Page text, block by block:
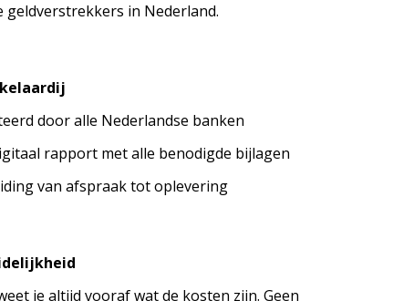
geldverstrekkers in Nederland.
door alle Nederlandse banken
rapport met alle benodigde bijlagen
van afspraak tot oplevering
je altijd vooraf wat de kosten zijn. Geen